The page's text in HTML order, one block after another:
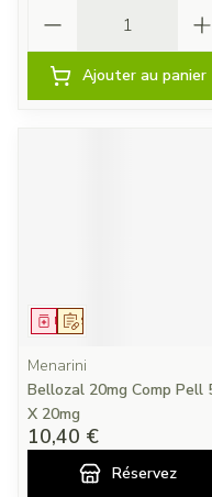
Ajouter au panier
Sur prescription
Médicament
Menarini
Bellozal 20mg Comp Pell
X 20mg
10,40 €
Réservez